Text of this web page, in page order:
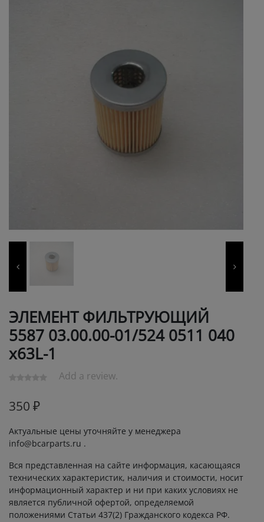
ЭЛЕМЕНТ ФИЛЬТРУЮЩИЙ
5587 03.00.00-01/524 0511 040
х63L-1
Add a review.
350 ₽
Актуальные цены уточняйте у менеджера
info@bcarparts.ru .
Вся представленная на сайте информация, касающаяся
технических характеристик, наличия и стоимости, носит
информационный характер и ни при каких условиях не
является публичной офертой, определяемой
положениями Статьи 437(2) Гражданского кодекса РФ.